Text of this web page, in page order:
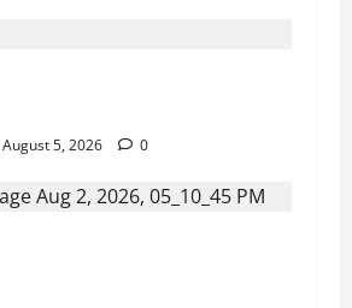
August 5, 2026
0